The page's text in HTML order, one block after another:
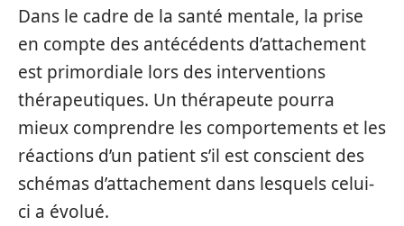
Dans le cadre de la santé mentale, la prise
en compte des antécédents d’attachement
est primordiale lors des interventions
thérapeutiques. Un thérapeute pourra
mieux comprendre les comportements et les
réactions d’un patient s’il est conscient des
schémas d’attachement dans lesquels celui-
ci a évolué.